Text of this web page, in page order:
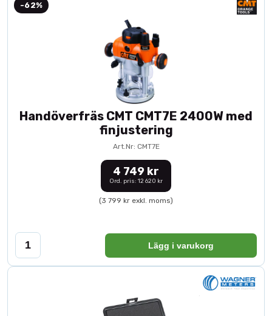
-62%
Handöverfräs CMT CMT7E 2400W med
finjustering
Art.Nr: CMT7E
4 749 kr
Ord. pris: 12 620 kr
(3 799 kr exkl. moms)
Lägg i varukorg